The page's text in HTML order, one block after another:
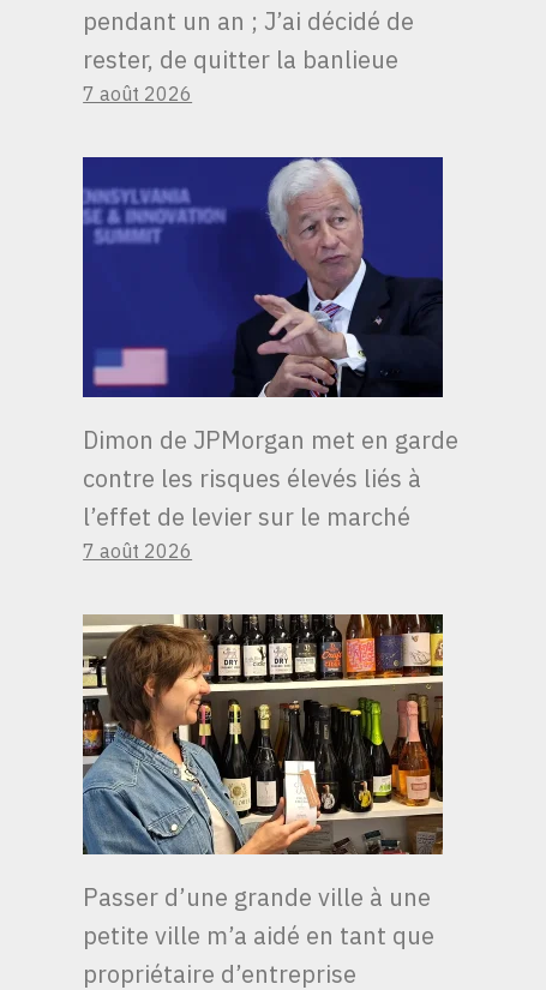
BOURSE
pendant un an ; J’ai décidé de
rester, de quitter la banlieue
7 août 2026
Dimon de JPMorgan met en garde
contre les risques élevés liés à
l’effet de levier sur le marché
7 août 2026
Passer d’une grande ville à une
petite ville m’a aidé en tant que
propriétaire d’entreprise